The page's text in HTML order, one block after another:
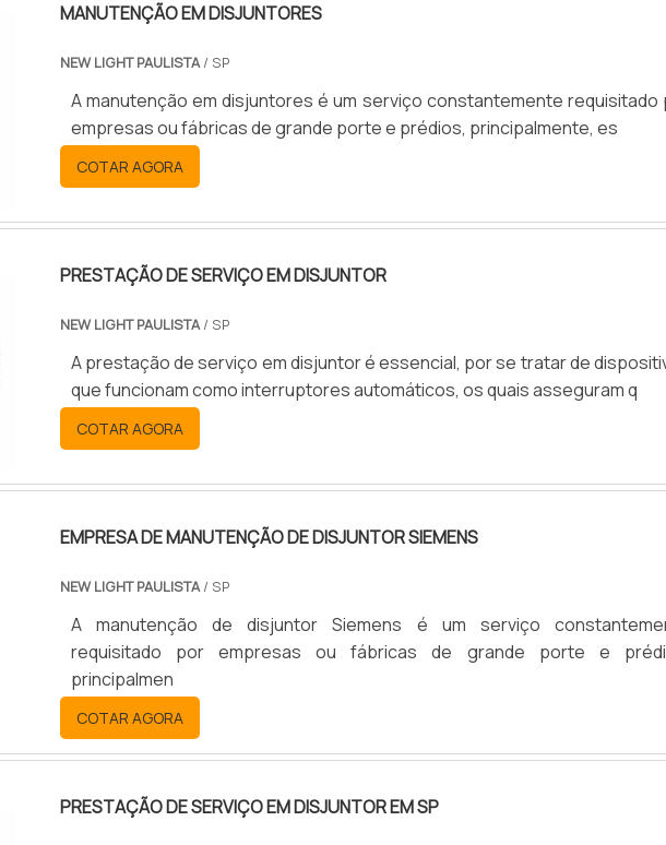
MANUTENÇÃO EM DISJUNTORES
NEW LIGHT PAULISTA/ SP
A manutenção em disjuntores é um serviço constantemente requisitado
empresas ou fábricas de grande porte e prédios, principalmente, es
COTAR AGORA
PRESTAÇÃO DE SERVIÇO EM DISJUNTOR
NEW LIGHT PAULISTA/ SP
A prestação de serviço em disjuntor é essencial, por se tratar de
que funcionam como interruptores automáticos, os quais asseguram q
COTAR AGORA
EMPRESA DE MANUTENÇÃO DE DISJUNTOR SIEMENS
NEW LIGHT PAULISTA/ SP
A manutenção de disjuntor Siemens é um serviço
requisitado por empresas ou fábricas de grande porte e
principalmen
COTAR AGORA
PRESTAÇÃO DE SERVIÇO EM DISJUNTOR EM SP